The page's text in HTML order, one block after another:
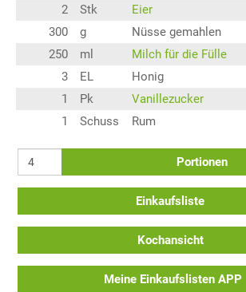
2
Stk
Eier
300
g
Nüsse gemahlen
250
ml
Milch für die Fülle
3
EL
Honig
1
Pk
Vanillezucker
1
Schuss Rum
Portionen
Einkaufsliste
Kochansicht
Meine Einkaufslisten APP